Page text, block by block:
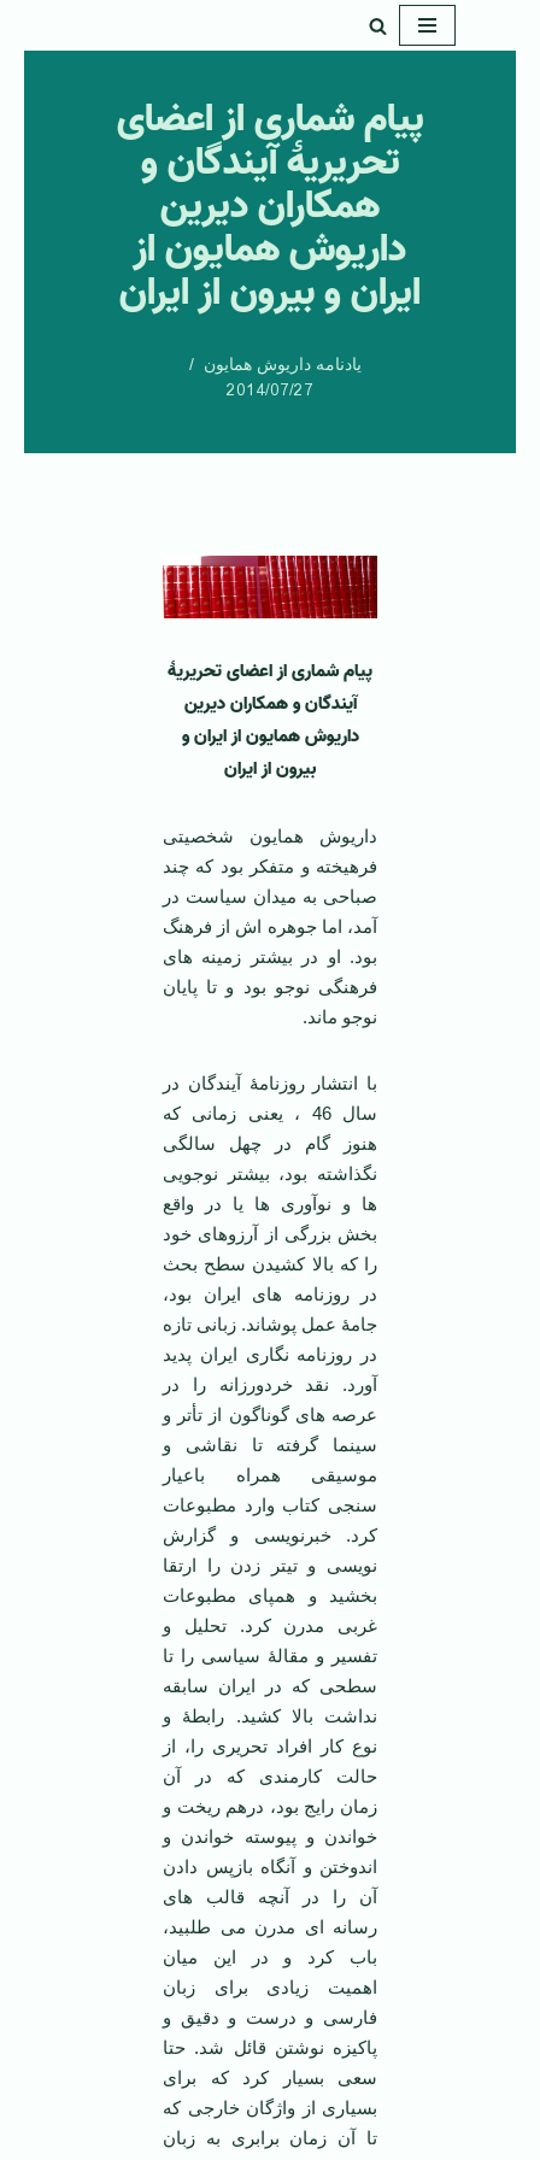
پیام شماری از اعضای
تحریریۀ آیندگان و
همکاران دیرین
داریوش همایون از
ایران و بیرون از ایران
یادنامه داریوش همایون
2014/07/27
پیام شماری از اعضای تحریریۀ
آیندگان و همکاران دیرین
داریوش همایوناز ایران و
بیرون از ایران
داریوش همایون شخصیتی
فرهیخته و متفکر بود که چند
صباحی به میدان سیاست در
آمد، اما جوهره اش از فرهنگ
بود. او در بیشتر زمینه های
فرهنگی نوجو بود و تا پایان
نوجو ماند.
با انتشار روزنامۀ آیندگان در
سال 46 ، یعنی زمانی که
هنوز گام در چهل سالگی
نگذاشته بود، بیشتر نوجویی
ها و نوآوری ها یا در واقع
بخش بزرگی از آرزوهای خود
را که بالا کشیدن سطح بحث
در روزنامه های ایران بود،
جامۀ عمل پوشاند. زبانی تازه
در روزنامه نگاری ایران پدید
آورد. نقد خردورزانه را در
عرصه های گوناگون از تأتر و
سینما گرفته تا نقاشی و
موسیقی همراه باعیار
سنجی کتاب وارد مطبوعات
کرد. خبرنویسی و گزارش
نویسی و تیتر زدن را ارتقا
بخشید و همپای مطبوعات
غربی مدرن کرد. تحلیل و
تفسیر و مقالۀ سیاسی را تا
سطحی که در ایران سابقه
نداشت بالا کشید. رابطۀ و
نوع کار افراد تحریری را، از
حالت کارمندی که در آن
زمان رایج بود، درهم ریخت و
خواندن و پیوسته خواندن و
اندوختن و آنگاه بازپس دادن
آن را در آنچه قالب های
رسانه ای مدرن می طلبید،
باب کرد و در این میان
اهمیت زیادی برای زبان
فارسی و درست و دقیق و
پاکیزه نوشتن قائل شد. حتا
سعی بسیار کرد که برای
بسیاری از واژگان خارجی که
تا آن زمان برابری به زبان